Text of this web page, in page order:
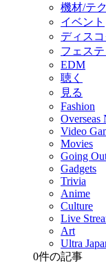
機材/テ
イベント
ディス
フェス
EDM
聴く
見る
Fashion
Overseas
Video
Movies
Going
Gadgets
Trivia
Anime
Culture
Live
Art
Ultra
0件の記事